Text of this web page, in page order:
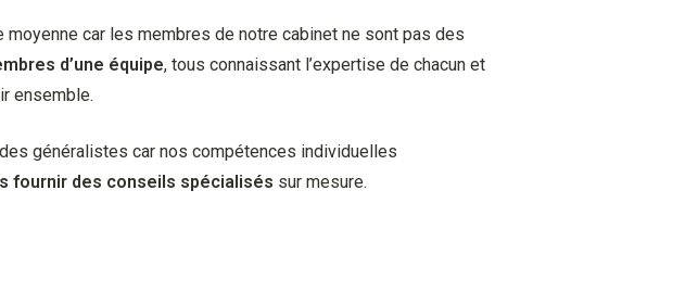
car les membres de notre cabinet ne sont pas des
d’une équipe, tous connaissant l’expertise de chacun et
ensemble.
généralistes car nos compétences individuelles
fournir des conseils spécialisés sur mesure.